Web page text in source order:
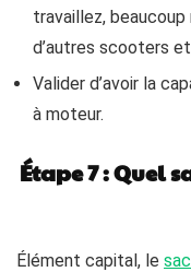
travaillez,
d’autres scooters
Valider d’avoir la
à moteur.
Étape 7 : Quel
Élément capital, le